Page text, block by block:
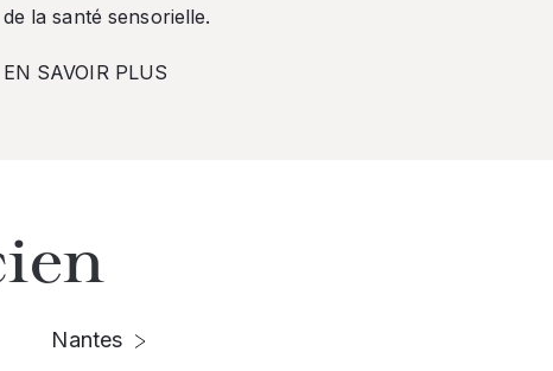
de la santé sensorielle.
EN SAVOIR PLUS
Nantes